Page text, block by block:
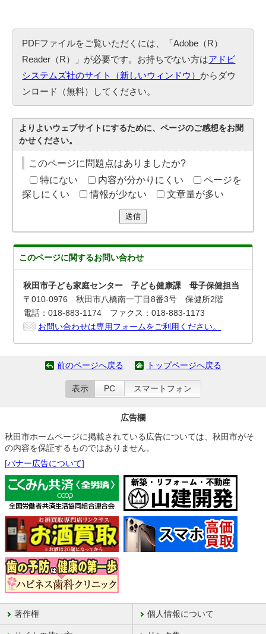
PDFファイルをご覧いただくには、「Adobe（R）
Reader（R）」が必要です。お持ちでない方はアドビ
システムズ社のサイト（新しいウィンドウ）からダウ
ンロード（無料）してください。
よりよいウェブサイトにするために、ページのご感想をお聞
かせください。
このページに問題点はありましたか?
特にない
内容が分かりにくい
ページを
探しにくい
情報が少ない 文章量が多い
送信
このページに関するお問い合わせ
秋田市子ども家庭センター 子ども健康課 母子保健担当
〒010-0976 秋田市八橋南一丁目8番3号 保健所2階
電話：018-883-1174 ファクス：018-883-1173
お問い合わせは専用フォームをご利用ください。
前のページへ戻る トップページへ戻る
表示 PC スマートフォン
広告欄
秋田市ホームページに掲載されている広告については、秋田市がそ
の内容を保証するものではありません。
[バナー広告について]
著作権 個人情報について